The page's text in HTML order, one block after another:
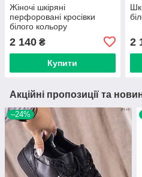
Жіночі шкіряні
перфоровані кросівки
білого кольору
2 140 ₴
Купити
2
Акційні пропозиції та
–24%